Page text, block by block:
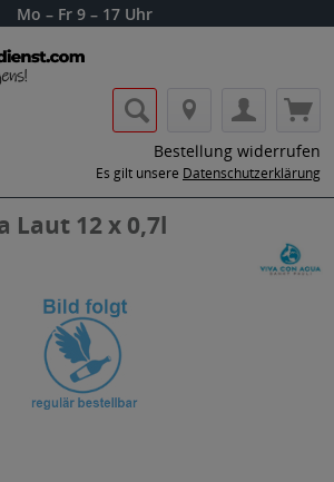
Mo – Fr 9 – 17 Uhr
Bestellung widerrufen
Es gilt unsere Datenschutzerklärung
Laut 12 x 0,7l